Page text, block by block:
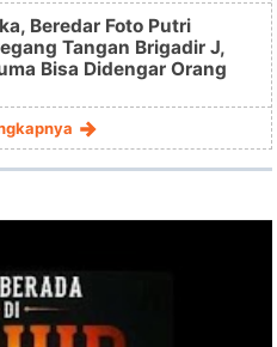
Beredar Foto Putri
Tangan Brigadir J,
Bisa Didengar Orang